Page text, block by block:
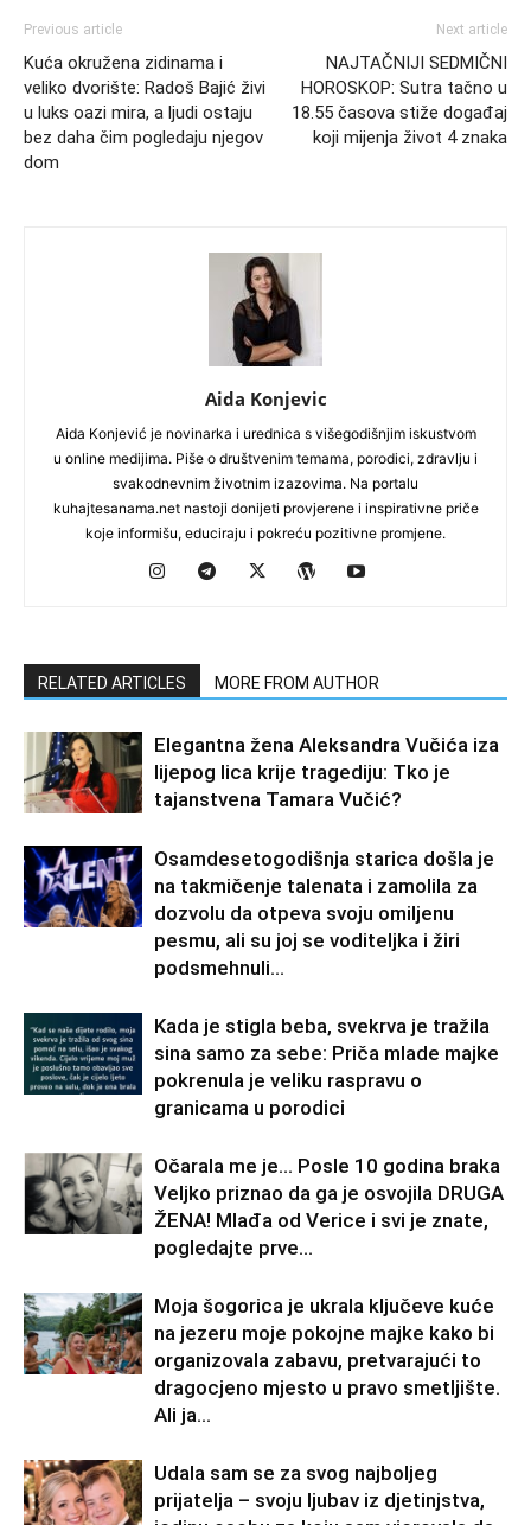
Previous article
Kuća okružena zidinama i
veliko dvorište: Radoš Bajić živi
u luks oazi mira, a ljudi ostaju
bez daha čim pogledaju njegov
dom
Next article
NAJTAČNIJI SEDMIČNI
HOROSKOP: Sutra tačno u
18.55 časova stiže događaj
koji mijenja život 4 znaka
Aida Konjevic
Aida Konjević je novinarka i urednica s višegodišnjim iskustvom
u online medijima. Piše o društvenim temama, porodici, zdravlju i
svakodnevnim životnim izazovima. Na portalu
kuhajtesanama.net nastoji donijeti provjerene i inspirativne priče
koje informišu, educiraju i pokreću pozitivne promjene.
RELATED ARTICLES MORE FROM AUTHOR
Elegantna žena Aleksandra Vučića iza
lijepog lica krije tragediju: Tko je
tajanstvena Tamara Vučić?
Osamdesetogodišnja starica došla je
na takmičenje talenata i zamolila za
dozvolu da otpeva svoju omiljenu
pesmu, ali su joj se voditeljka i žiri
podsmehnuli...
Kada je stigla beba, svekrva je tražila
sina samo za sebe: Priča mlade majke
pokrenula je veliku raspravu o
granicama u porodici
Očarala me je… Posle 10 godina braka
Veljko priznao da ga je osvojila DRUGA
ŽENA! Mlađa od Verice i svi je znate,
pogledajte prve...
Moja šogorica je ukrala ključeve kuće
na jezeru moje pokojne majke kako bi
organizovala zabavu, pretvarajući to
dragocjeno mjesto u pravo smetljište.
Ali ja...
Udala sam se za svog najboljeg
prijatelja – svoju ljubav iz djetinjstva,